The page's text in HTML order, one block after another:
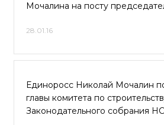
Мочалина на посту
28.01.16
Единоросс Николай Мочалин
главы комитета по
Законодательного собрания